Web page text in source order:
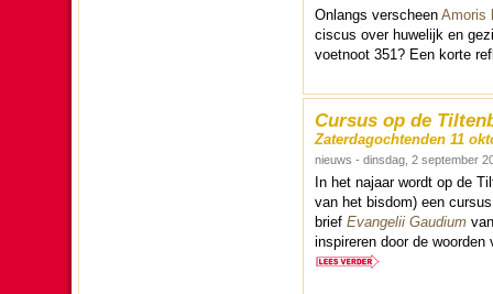
Onlangs verscheen Amoris
cis­cus over huwe­lijk en
voetnoot 351? Een korte
Cursus op de
Zaterdagochtenden 11
nieuws - dinsdag, 2 september
In het najaar wordt op de
van het bisdom) een
brief Evangelii Gaudium
in­spi­re­ren door de